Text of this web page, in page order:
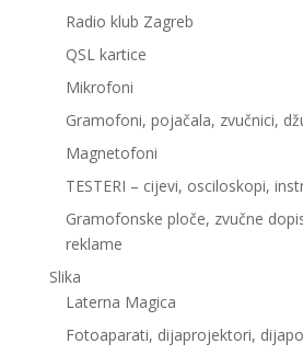
Radio klub Zagreb
QSL kartice
Mikrofoni
Gramofoni, pojačala, zvučnici,
Magnetofoni
TESTERI – cijevi, osciloskopi,
Gramofonske ploče, zvučne
reklame
Slika
Laterna Magica
Fotoaparati, dijaprojektori,